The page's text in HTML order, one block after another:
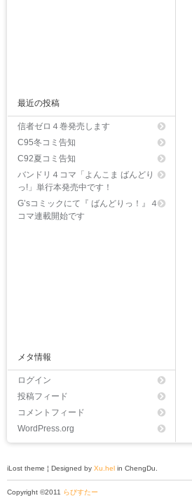
最近の投稿
信者ゼロ４巻発売します
C95冬コミ告知
C92夏コミ告知
バンドリ４コマ「よんこま ばんどり
っ!」単行本発売中です！
G’sコミックにて『 ばんどりっ！』４
コマ連載開始です
メタ情報
ログイン
投稿フィード
コメントフィード
WordPress.org
iLost theme ¦ Designed by Xu.hel in ChengDu.
Copyright ©2011 らびすたー